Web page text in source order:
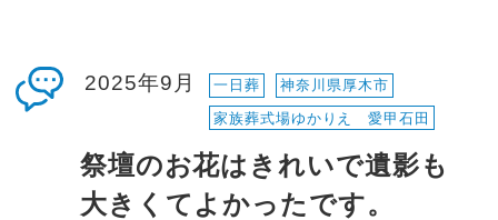
2025年9月 一日葬
神奈川県厚木市
家族葬式場ゆかりえ 愛甲石田
祭壇のお花はきれいで遺影も
大きくてよかったです。